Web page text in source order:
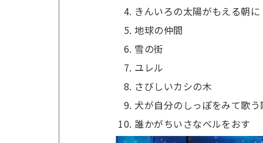
きんいろの太陽がもえる朝に
地球の仲間
雪の街
ユレル
さびしいカシの木
犬が自分のしっぽをみて歌う
誰かがちいさなベルをおす